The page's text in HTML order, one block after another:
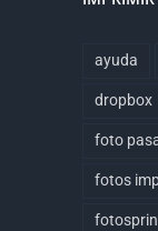
ayuda
dropbox
foto
fotos